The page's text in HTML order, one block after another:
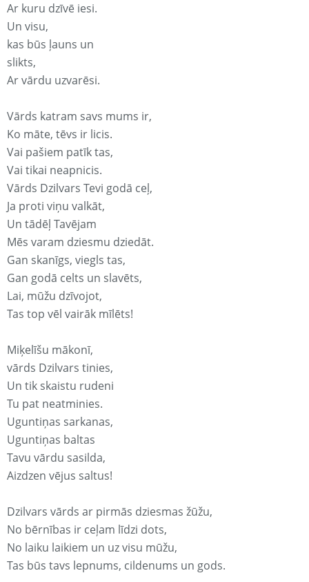
Ar kuru dzīvē iesi.
Un visu,
kas būs ļauns un
slikts,
Ar vārdu uzvarēsi.
Vārds katram savs mums ir,
Ko māte, tēvs ir licis.
Vai pašiem patīk tas,
Vai tikai neapnicis.
Vārds Dzilvars Tevi godā ceļ,
Ja proti viņu valkāt,
Un tādēļ Tavējam
Mēs varam dziesmu dziedāt.
Gan skanīgs, viegls tas,
Gan godā celts un slavēts,
Lai, mūžu dzīvojot,
Tas top vēl vairāk mīlēts!
Miķelīšu mākonī,
vārds Dzilvars tinies,
Un tik skaistu rudeni
Tu pat neatminies.
Uguntiņas sarkanas,
Uguntiņas baltas
Tavu vārdu sasilda,
Aizdzen vējus saltus!
Dzilvars vārds ar pirmās dziesmas žūžu,
No bērnības ir ceļam līdzi dots,
No laiku laikiem un uz visu mūžu,
Tas būs tavs lepnums, cildenums un gods.